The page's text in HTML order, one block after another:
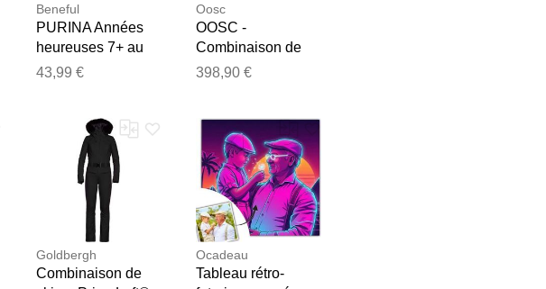
Beneful
PURINA Années
heureuses 7+ au
poulet, légumes du
43,99 €
Oosc
OOSC -
Combinaison de
ski - Hotstepper
Taille M - Rose
398,90 €
Goldbergh
Combinaison de
Ocadeau
Tableau rétro-